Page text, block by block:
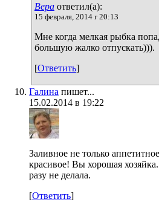
Вера ответил(а):
15 февраля, 2014 г 20:13
Мне когда мелкая рыбка
большую жалко отпускать))).
[Ответить]
Галина пишет...
15.02.2014 в 19:22
Заливное не только
красивое! Вы хорошая
разу не делала.
[Ответить]